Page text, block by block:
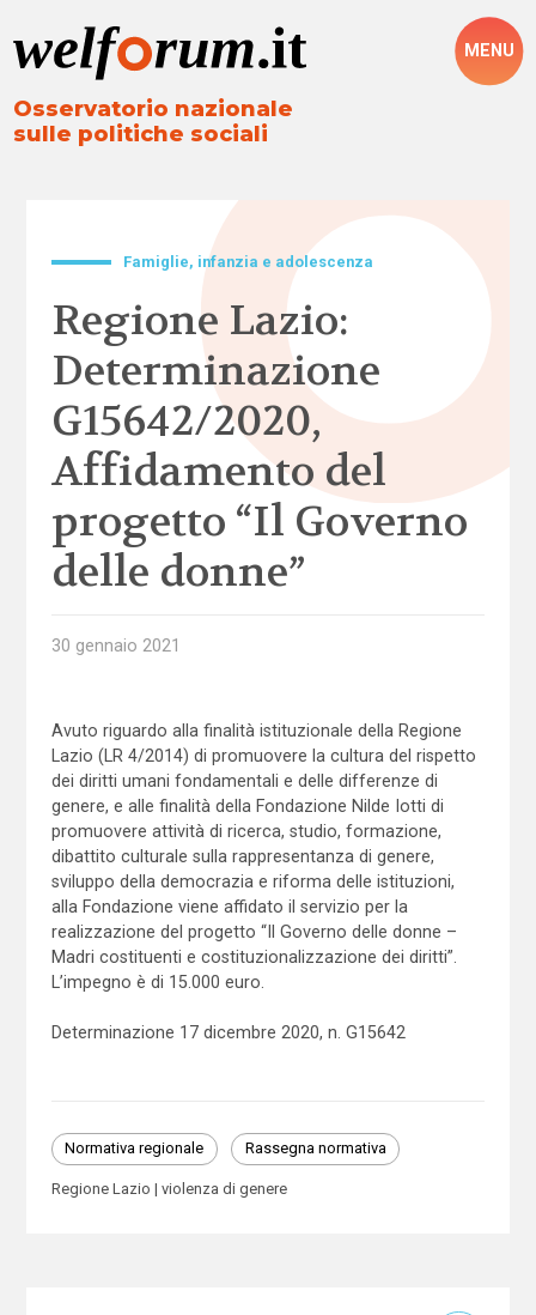
Osservatorio nazionale
sulle politiche sociali
MENU
Famiglie, infanzia e adolescenza
Regione Lazio:
Determinazione
G15642/2020,
Affidamento del
progetto “Il Governo
delle donne”
30 gennaio 2021
Avuto riguardo alla finalità istituzionale della Regione
Lazio (LR 4/2014) di promuovere la cultura del rispetto
dei diritti umani fondamentali e delle differenze di
genere, e alle finalità della Fondazione Nilde Iotti di
promuovere attività di ricerca, studio, formazione,
dibattito culturale sulla rappresentanza di genere,
sviluppo della democrazia e riforma delle istituzioni,
alla Fondazione viene affidato il servizio per la
realizzazione del progetto “Il Governo delle donne –
Madri costituenti e costituzionalizzazione dei diritti”.
L’impegno è di 15.000 euro.
Determinazione 17 dicembre 2020, n. G15642
Normativa regionale Rassegna normativa
Regione Lazio violenza di genere